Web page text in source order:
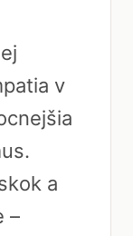
v
a
–